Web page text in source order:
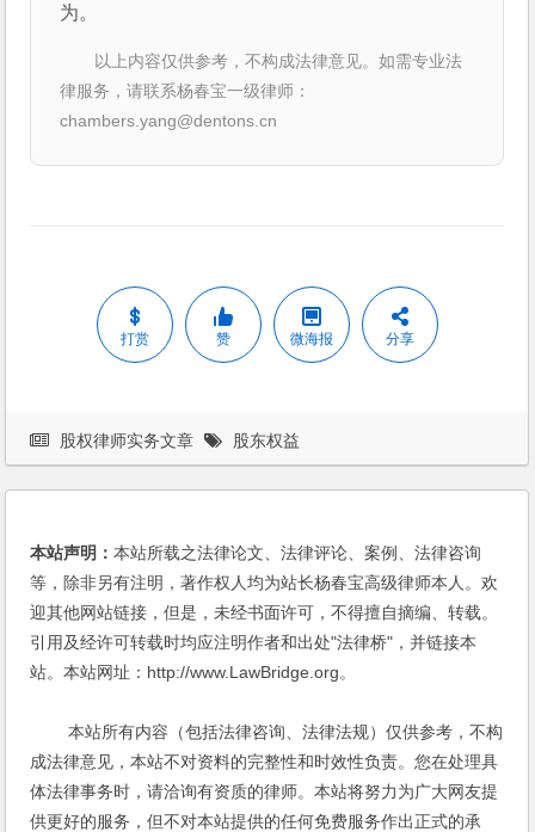
为。
以上内容仅供参考，不构成法律意见。如需专业法
律服务，请联系杨春宝一级律师：
chambers.yang@dentons.cn
打赏 赞 微海报 分享
股权律师实务文章 股东权益
本站声明：本站所载之法律论文、法律评论、案例、法律咨询
等，除非另有注明，著作权人均为站长杨春宝高级律师本人。欢
迎其他网站链接，但是，未经书面许可，不得擅自摘编、转载。
引用及经许可转载时均应注明作者和出处"法律桥"，并链接本
站。本站网址：http://www.LawBridge.org。
本站所有内容（包括法律咨询、法律法规）仅供参考，不构
成法律意见，本站不对资料的完整性和时效性负责。您在处理具
体法律事务时，请洽询有资质的律师。本站将努力为广大网友提
供更好的服务，但不对本站提供的任何免费服务作出正式的承